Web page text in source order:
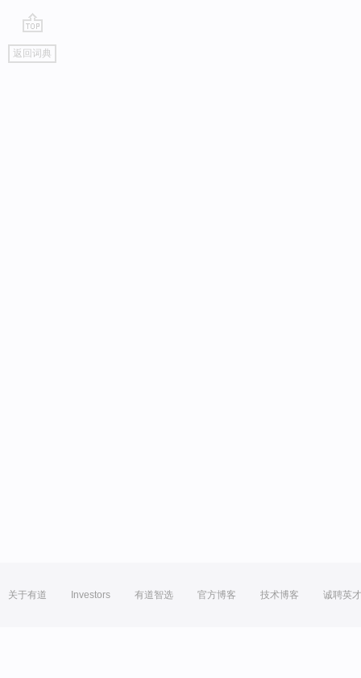
go
top
返回词典
关于有道 Investors 有道智选 官方博客 技术博客 诚聘英才